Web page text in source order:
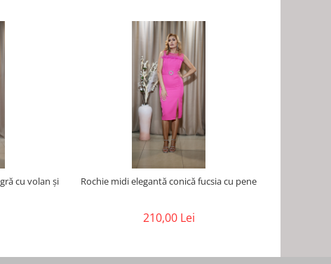
cu volan și
Rochie midi elegantă conică fucsia cu pene
210,00 Lei